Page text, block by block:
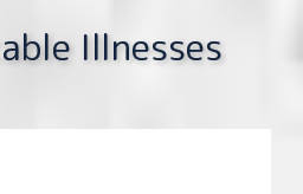
Illnesses